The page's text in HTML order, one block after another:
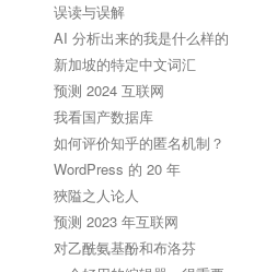
误读与误解
AI 分析出来的我是什么样的
新加坡的特定中文词汇
预测 2024 互联网
我看国产数据库
如何评价知乎的匿名机制？
WordPress 的 20 年
狹隘之人论人
预测 2023 年互联网
对乙酰氨基酚和布洛芬